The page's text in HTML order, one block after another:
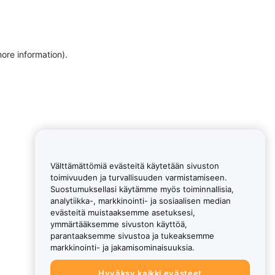
information).
Välttämättömiä evästeitä käytetään sivuston
toimivuuden ja turvallisuuden varmistamiseen.
Suostumuksellasi käytämme myös toiminnallisia,
analytiikka-, markkinointi- ja sosiaalisen median
evästeitä muistaaksemme asetuksesi,
ymmärtääksemme sivuston käyttöä,
parantaaksemme sivustoa ja tukeaksemme
markkinointi- ja jakamisominaisuuksia.